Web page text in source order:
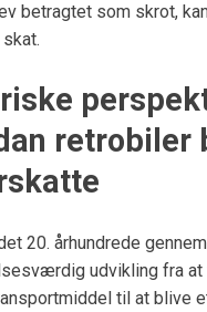
betragtet som skrot,
retrobiler
20. århundrede
udvikling fra
til at blive